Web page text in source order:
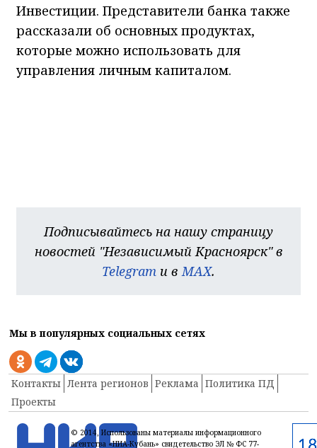
Инвестиции. Представители банка также
рассказали об основных продуктах,
которые можно использовать для
управления личным капиталом.
Подписывайтесь на нашу страницу
новостей "Независимый Красноярск" в
Telegram и в MAX.
Мы в популярных социальных сетях
Контакты Лента регионов Реклама Политика ПД
Проекты
© 2014, Использованы материалы информационного
агентства «НИА-Кубань» свидетельство ЭЛ № ФС 77-